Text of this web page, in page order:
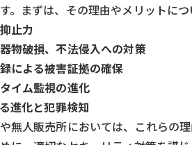
。まずは、その理由やメリットにつ
止力
物破損、不法侵入への対策
による被害証拠の確保
イム監視の進化
進化と犯罪検知
無人販売所においては、これらの